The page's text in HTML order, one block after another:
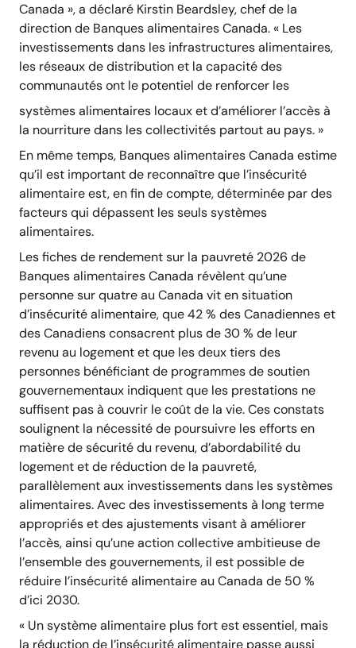
Canada », a déclaré Kirstin Beardsley, chef de la
direction de Banques alimentaires Canada. « Les
investissements dans les infrastructures alimentaires,
les réseaux de distribution et la capacité des
communautés ont le potentiel de renforcer les
systèmes alimentaires locaux et d’améliorer l’accès à
la nourriture dans les collectivités partout au pays. »
En même temps, Banques alimentaires Canada estime
qu’il est important de reconnaître que l’insécurité
alimentaire est, en fin de compte, déterminée par des
facteurs qui dépassent les seuls systèmes
alimentaires.
Les fiches de rendement sur la pauvreté 2026 de
Banques alimentaires Canada révèlent qu’une
personne sur quatre au Canada vit en situation
d’insécurité alimentaire, que 42 % des Canadiennes et
des Canadiens consacrent plus de 30 % de leur
revenu au logement et que les deux tiers des
personnes bénéficiant de programmes de soutien
gouvernementaux indiquent que les prestations ne
suffisent pas à couvrir le coût de la vie. Ces constats
soulignent la nécessité de poursuivre les efforts en
matière de sécurité du revenu, d’abordabilité du
logement et de réduction de la pauvreté,
parallèlement aux investissements dans les systèmes
alimentaires. Avec des investissements à long terme
appropriés et des ajustements visant à améliorer
l’accès, ainsi qu’une action collective ambitieuse de
l’ensemble des gouvernements, il est possible de
réduire l’insécurité alimentaire au Canada de 50 %
d’ici 2030.
« Un système alimentaire plus fort est essentiel, mais